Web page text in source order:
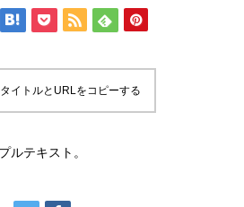
イトルとURLをコピーする
ルテキスト。